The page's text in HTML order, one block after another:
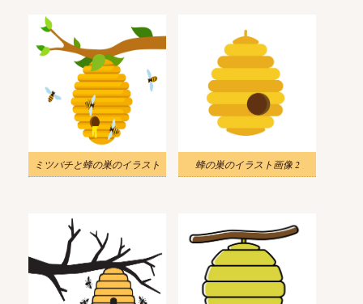
ミツバチと蜂の巣のイラスト 蜂の巣のイラスト画像 2